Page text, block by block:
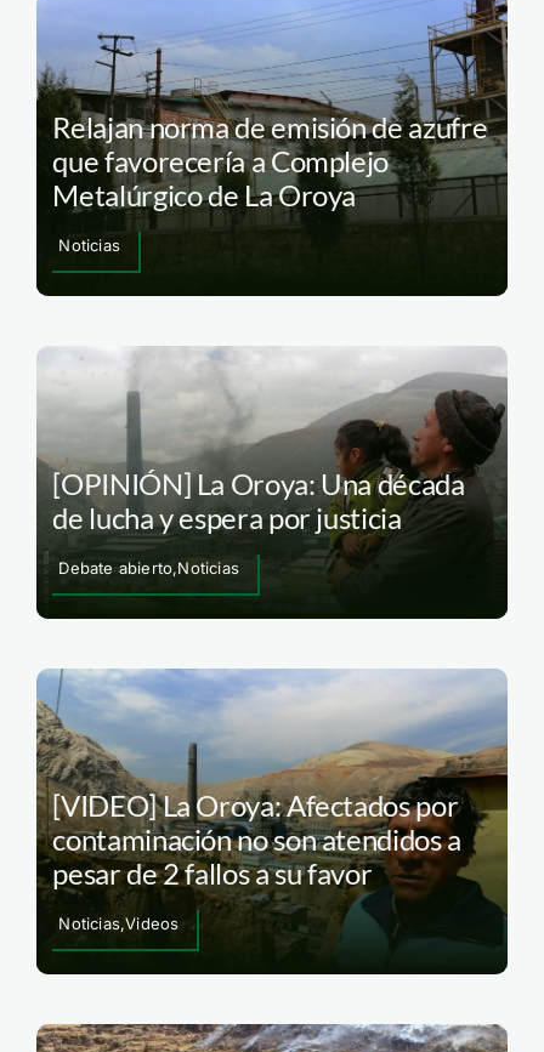
Relajan norma de emisión de azufre
que favorecería a Complejo
Metalúrgico de La Oroya
Noticias
[OPINIÓN] La Oroya: Una década
de lucha y espera por justicia
Debate abierto,Noticias
[VIDEO] La Oroya: Afectados por
contaminación no son atendidos a
pesar de 2 fallos a su favor
Noticias,Videos